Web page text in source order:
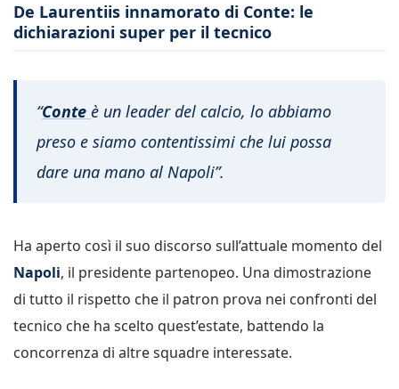
De Laurentiis innamorato di Conte: le
dichiarazioni super per il tecnico
“Conte è un leader del calcio, lo abbiamo
preso e siamo contentissimi che lui possa
dare una mano al Napoli”.
Ha aperto così il suo discorso sull’attuale momento del
Napoli, il presidente partenopeo. Una dimostrazione
di tutto il rispetto che il patron prova nei confronti del
tecnico che ha scelto quest’estate, battendo la
concorrenza di altre squadre interessate.